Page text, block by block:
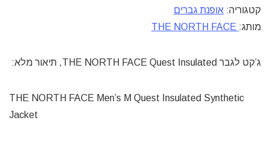
קטגוריה: אופנת גברים
מותג:
ג’קט לגבר THE NORTH FACE Quest Insulated, תיאור מלא:
THE NORTH FACE Men’s M Quest Insulated Synthetic
Jacket